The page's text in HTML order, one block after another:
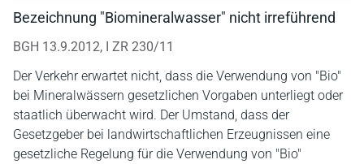
Bezeichnung "Biomineralwasser" nicht irreführend
BGH 13.9.2012, I ZR 230/11
Der Verkehr erwartet nicht, dass die Verwendung von "Bio"
bei Mineralwässern gesetzlichen Vorgaben unterliegt oder
staatlich überwacht wird. Der Umstand, dass der
Gesetzgeber bei landwirtschaftlichen Erzeugnissen eine
gesetzliche Regelung für die Verwendung von "Bio"